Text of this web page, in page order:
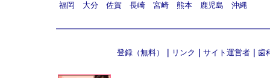
福岡
大分 佐賀 長崎 宮崎 熊本 鹿児島 沖縄
登録（無料） リンク サイト運営者｜ 歯